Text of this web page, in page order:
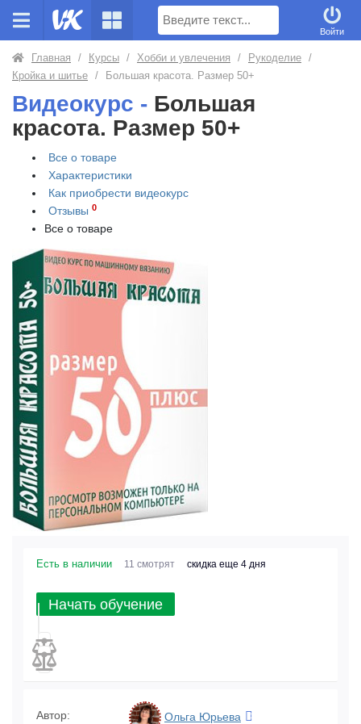
Поиск
Войти
Главная / Курсы / Хобби и увлечения / Рукоделие /
Кройка и шитье / Большая красота. Размер 50+
Видеокурс - Большая
красота. Размер 50+
Все о товаре
Характеристики
Как приобрести видеокурс
Отзывы 0
Все о товаре
Есть в наличии 11 смотрят скидка еще 4 дня
Начать обучение
Автор: Ольга Юрьева